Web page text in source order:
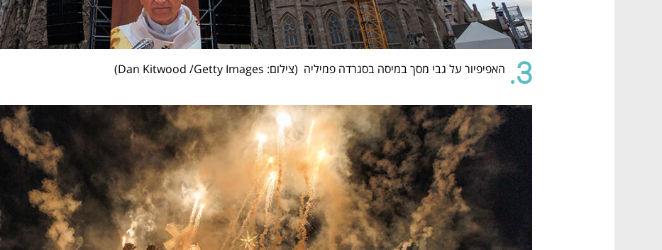
3. האפיפיור על גבי מסך במיסה בסגרדה פמיליה  (צילום: Dan Kitwood /Getty Images )